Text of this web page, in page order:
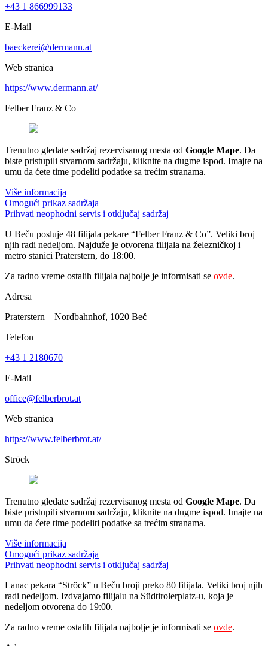
+43 1 866999133
E-Mail
baeckerei@dermann.at
Web stranica
https://www.dermann.at/
Felber Franz & Co
Trenutno gledate sadržaj rezervisanog mesta od Google Mape. Da
biste pristupili stvarnom sadržaju, kliknite na dugme ispod. Imajte na
umu da ćete time podeliti podatke sa trećim stranama.
Više informacija
Omogući prikaz sadržaja
Prihvati neophodni servis i otključaj sadržaj
U Beču posluje 48 filijala pekare “Felber Franz & Co”. Veliki broj
njih radi nedeljom. Najduže je otvorena filijala na železničkoj i
metro stanici Praterstern, do 18:00.
Za radno vreme ostalih filijala najbolje je informisati se ovde.
Adresa
Praterstern – Nordbahnhof, 1020 Beč
Telefon
+43 1 2180670
E-Mail
office@felberbrot.at
Web stranica
https://www.felberbrot.at/
Ströck
Trenutno gledate sadržaj rezervisanog mesta od Google Mape. Da
biste pristupili stvarnom sadržaju, kliknite na dugme ispod. Imajte na
umu da ćete time podeliti podatke sa trećim stranama.
Više informacija
Omogući prikaz sadržaja
Prihvati neophodni servis i otključaj sadržaj
Lanac pekara “Ströck” u Beču broji preko 80 filijala. Veliki broj njih
radi nedeljom. Izdvajamo filijalu na Südtirolerplatz-u, koja je
nedeljom otvorena do 19:00.
Za radno vreme ostalih filijala najbolje je informisati se ovde.